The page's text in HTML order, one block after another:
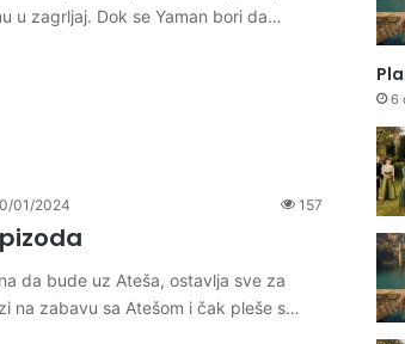
u zagrljaj. Dok se Yaman bori da…
01/2024 157
da bude uz Ateša, ostavlja sve za
na zabavu sa Atešom i čak pleše s…
6